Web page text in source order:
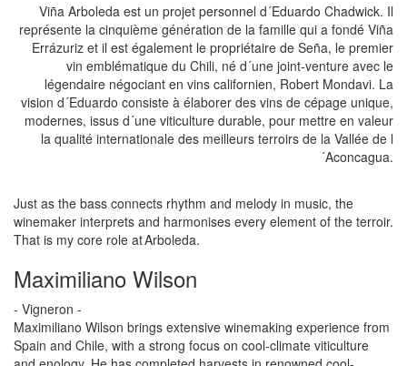
Viña Arboleda est un projet personnel d´Eduardo Chadwick. Il
représente la cinquième génération de la famille qui a fondé Viña
Errázuriz et il est également le propriétaire de Seña, le premier
vin emblématique du Chili, né d´une joint-venture avec le
légendaire négociant en vins californien, Robert Mondavi. La
vision d´Eduardo consiste à élaborer des vins de cépage unique,
modernes, issus d´une viticulture durable, pour mettre en valeur
la qualité internationale des meilleurs terroirs de la Vallée de l
´Aconcagua.
Just as the bass connects rhythm and melody in music, the
winemaker interprets and harmonises every element of the terroir.
That is my core role at Arboleda.
Maximiliano Wilson
- Vigneron -
Maximiliano Wilson brings extensive winemaking experience from
Spain and Chile, with a strong focus on cool-climate viticulture